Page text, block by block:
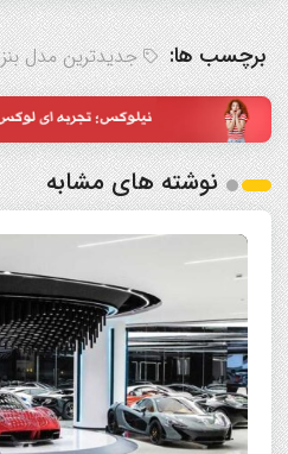
برچسب ها: جدیدترین مدل بنز
نوشته های مشابه